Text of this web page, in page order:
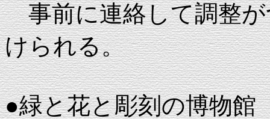
事前に連絡して調整が
けられる。
●緑と花と彫刻の博物館